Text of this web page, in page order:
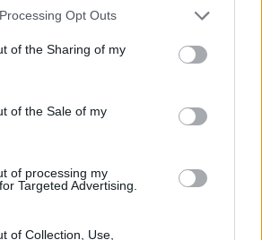
Opt Outs
of the Sharing of my
of the Sale of my
of processing my
Targeted Advertising.
of Collection, Use,
les jeunes joueurs soient
une performance aussi
je l'espère, peut-être
aura lieu ce samedi soir avec
Bayonnais.
: